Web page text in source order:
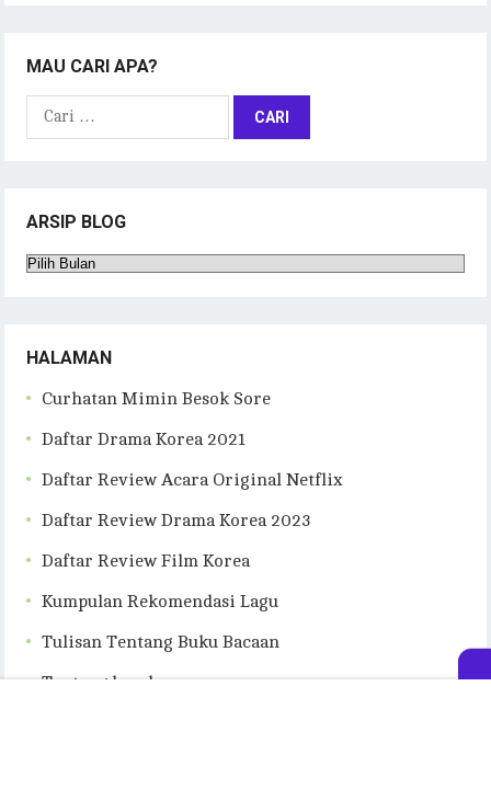
MAU CARI APA?
Cari
ARSIP BLOG
Arsip
HALAMAN
Curhatan Mimin Besok Sore
Daftar Drama Korea 2021
Daftar Review Acara Original Netflix
Daftar Review Drama Korea 2023
Daftar Review Film Korea
Kumpulan Rekomendasi Lagu
Tulisan Tentang Buku Bacaan
Tentang besoksore.com